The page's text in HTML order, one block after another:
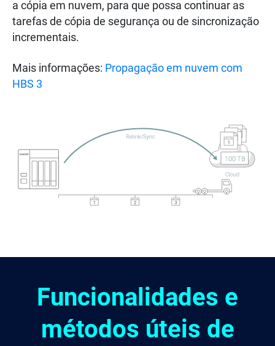
a cópia em nuvem, para que possa continuar as
tarefas de cópia de segurança ou de sincronização
incrementais.
Mais informações: Propagação em nuvem com
HBS 3
Funcionalidades e
métodos úteis de